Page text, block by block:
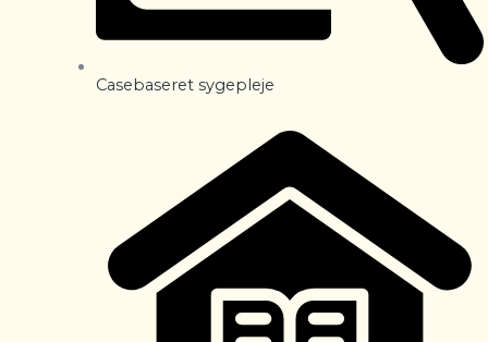
Casebaseret sygepleje